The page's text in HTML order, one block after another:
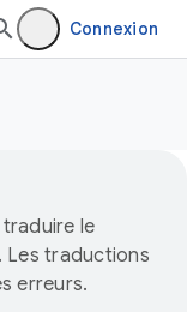
Connexion
le
Les traductions
erreurs.